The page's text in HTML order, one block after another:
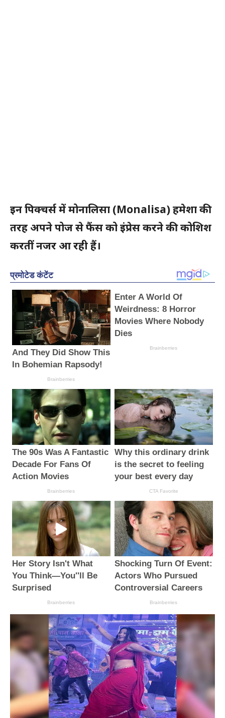
इन पिक्चर्स में मोनालिसा (Monalisa)हमेशा की
तरह अपने पोज से फैंस को इंप्रेस करने की कोशिश
करतीं नजर आ रही हैं।